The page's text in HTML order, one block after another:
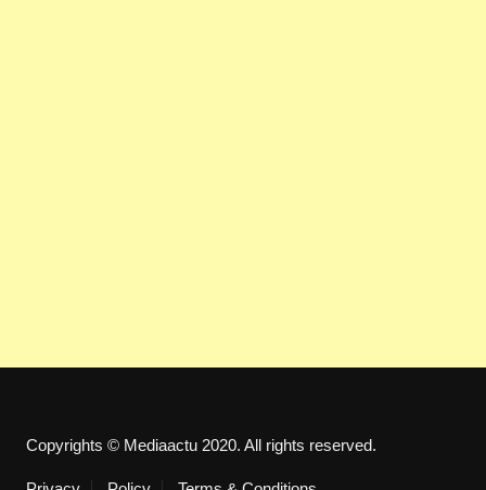
Copyrights © Mediaactu 2020. All rights reserved.